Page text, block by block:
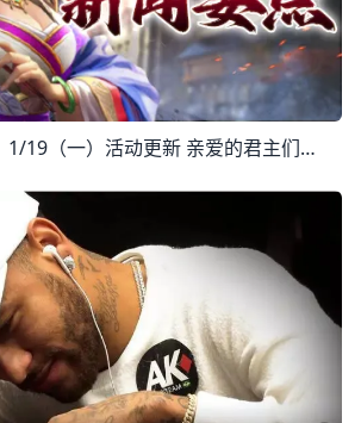
《朕的江山美人》1/19（一）活动更新 亲爱的君主们： 乱世将至，派对与挑战一同展开！多重活动与专属好康等你体验。 开始时间 UTC 2026/01/19 0:00 结束时间 UTC 2026/01/31 23:59 【活动介绍】 1.小乔的派对 活动期间，寻找